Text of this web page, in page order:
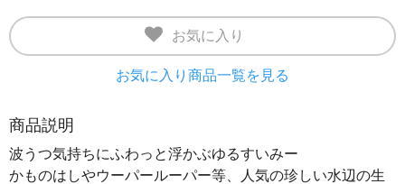
お気に入り
お気に入り商品一覧を見る
商品説明
波うつ気持ちにふわっと浮かぶゆるすいみー
かものはしやウーパールーパー等、人気の珍しい水辺の生